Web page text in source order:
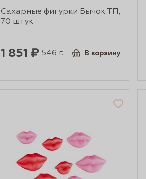
Сахарные фигурки Бычок ТП,
70 штук
1 851 ₽ 546 г. В корзину